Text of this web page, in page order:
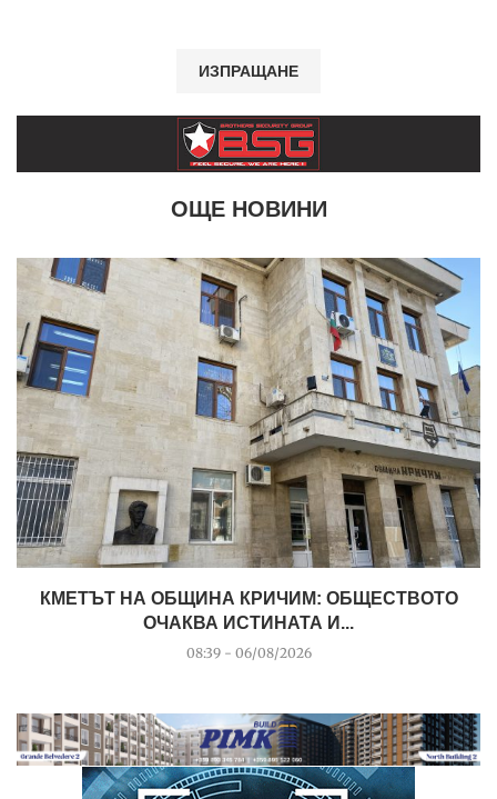
ОЩЕ НОВИНИ
КМЕТЪТ НА ОБЩИНА КРИЧИМ: ОБЩЕСТВОТО
ОЧАКВА ИСТИНАТА И...
08:39 - 06/08/2026